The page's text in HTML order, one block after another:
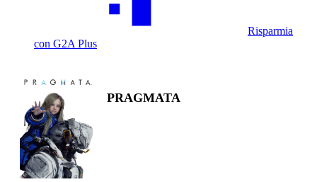
Risparmia
con G2A Plus
PRAGMATA